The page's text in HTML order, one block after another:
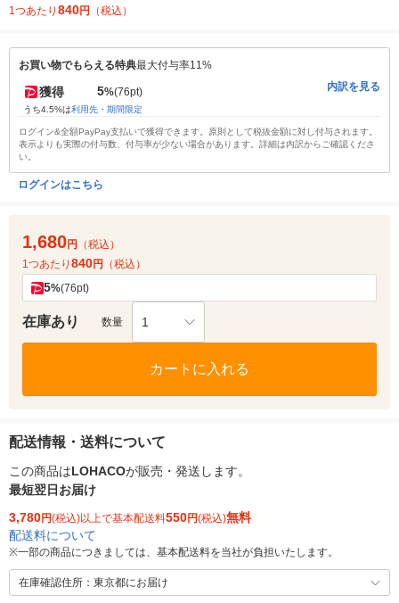
1つあたり 840円 （税込）
お買い物でもらえる特典最大付与率11%
獲得 5%(76pt)
うち4.5%は利用先・期間限定
内訳を見る
ログイン&全額PayPay支払いで獲得できます。原則として税抜金額に対し付与されます。
表示よりも実際の付与数、付与率が少ない場合があります。詳細は内訳からご確認くださ
い。
ログインはこちら
1,680円
（税込）
1つあたり 840円 （税込）
5%(76pt)
在庫あり 数量 1
カートに入れる
配送情報・送料について
この商品はLOHACOが販売・発送します。
最短翌日お届け
3,780円(税込)以上で基本配送料550円(税込)無料
配送料について
※一部の商品につきましては、基本配送料を当社が負担いたします。
在庫確認住所：東京都にお届け